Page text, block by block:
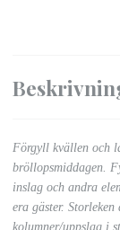
Förgyll kvällen och
bröllopsmiddagen.
inslag och andra
era gäster.
kolumner/uppslag i